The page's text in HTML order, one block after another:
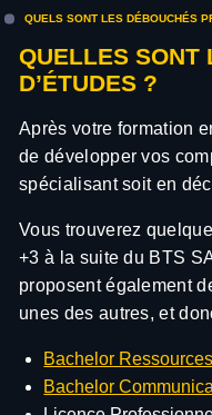
QUELS SONT LES DÉBOUCHÉS
QUELLES SONT
D’ÉTUDES ?
Après votre formation
de développer vos
spécialisant soit en
Vous trouverez
+3 à la suite du BTS
proposent également
unes des autres, et
Bachelor
Bachelor